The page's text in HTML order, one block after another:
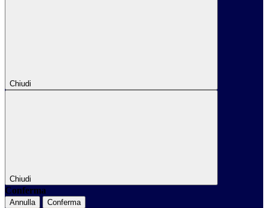
Chiudi
Chiudi
Conferma
Annulla Conferma